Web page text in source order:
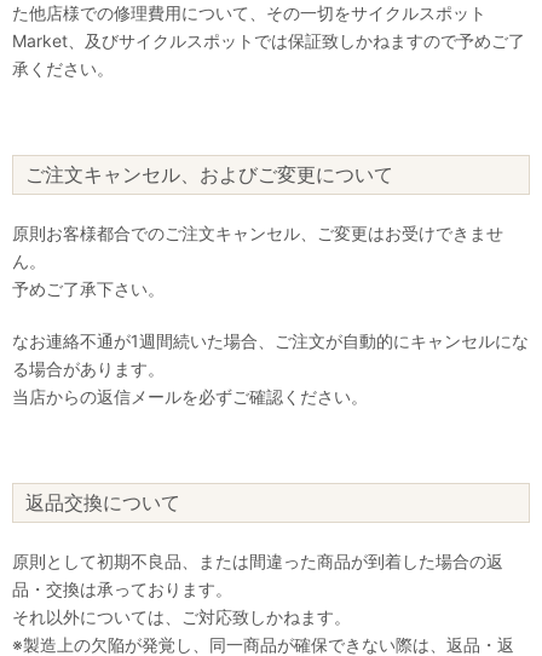
た他店様での修理費用について、その一切をサイクルスポット
Market、及びサイクルスポットでは保証致しかねますので予めご了
承ください。
ご注文キャンセル、およびご変更について
原則お客様都合でのご注文キャンセル、ご変更はお受けできませ
ん。
予めご了承下さい。
なお連絡不通が1週間続いた場合、ご注文が自動的にキャンセルにな
る場合があります。
当店からの返信メールを必ずご確認ください。
返品交換について
原則として初期不良品、または間違った商品が到着した場合の返
品・交換は承っております。
それ以外については、ご対応致しかねます。
※製造上の欠陥が発覚し、同一商品が確保できない際は、返品・返